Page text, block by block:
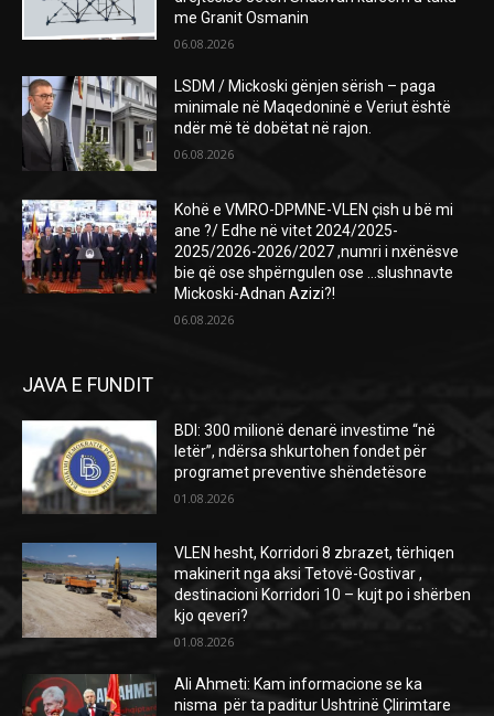
me Granit Osmanin
06.08.2026
LSDM / Mickoski gënjen sërish – paga
minimale në Maqedoninë e Veriut është
ndër më të dobëtat në rajon.
06.08.2026
Kohë e VMRO-DPMNE-VLEN çish u bë mi
ane ?/ Edhe në vitet 2024/2025-
2025/2026-2026/2027 ,numri i nxënësve
bie që ose shpërngulen ose …slushnavte
Mickoski-Adnan Azizi?!
06.08.2026
JAVA E FUNDIT
BDI: 300 milionë denarë investime “në
letër”, ndërsa shkurtohen fondet për
programet preventive shëndetësore
01.08.2026
VLEN hesht, Korridori 8 zbrazet, tërhiqen
makinerit nga aksi Tetovë-Gostivar ,
destinacioni Korridori 10 – kujt po i shërben
kjo qeveri?
01.08.2026
Ali Ahmeti: Kam informacione se ka
nisma për ta paditur Ushtrinë Çlirimtare